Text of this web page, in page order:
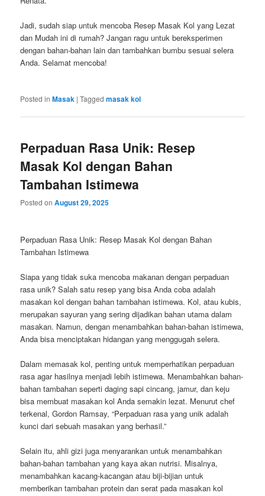
Jadi, sudah siap untuk mencoba Resep Masak Kol yang Lezat
dan Mudah ini di rumah? Jangan ragu untuk bereksperimen
dengan bahan-bahan lain dan tambahkan bumbu sesuai selera
Anda. Selamat mencoba!
Posted in Masak |Tagged masak kol
Perpaduan Rasa Unik: Resep
Masak Kol dengan Bahan
Tambahan Istimewa
Posted onAugust 29, 2025
Perpaduan Rasa Unik: Resep Masak Kol dengan Bahan
Tambahan Istimewa
Siapa yang tidak suka mencoba makanan dengan perpaduan
rasa unik? Salah satu resep yang bisa Anda coba adalah
masakan kol dengan bahan tambahan istimewa. Kol, atau kubis,
merupakan sayuran yang sering dijadikan bahan utama dalam
masakan. Namun, dengan menambahkan bahan-bahan istimewa,
Anda bisa menciptakan hidangan yang menggugah selera.
Dalam memasak kol, penting untuk memperhatikan perpaduan
rasa agar hasilnya menjadi lebih istimewa. Menambahkan bahan-
bahan tambahan seperti daging sapi cincang, jamur, dan keju
bisa membuat masakan kol Anda semakin lezat. Menurut chef
terkenal, Gordon Ramsay, “Perpaduan rasa yang unik adalah
kunci dari sebuah masakan yang berhasil.”
Selain itu, ahli gizi juga menyarankan untuk menambahkan
bahan-bahan tambahan yang kaya akan nutrisi. Misalnya,
menambahkan kacang-kacangan atau biji-bijian untuk
memberikan tambahan protein dan serat pada masakan kol